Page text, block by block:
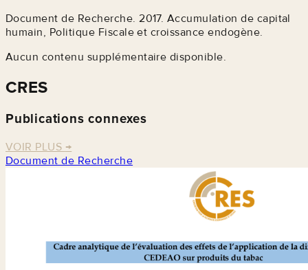
Document de Recherche. 2017. Accumulation de capital
humain, Politique Fiscale et croissance endogène.
Aucun contenu supplémentaire disponible.
CRES
Publications connexes
VOIR PLUS →
Document de Recherche